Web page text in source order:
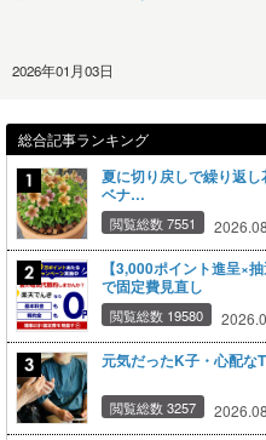
2026年01月03日
総合記事ランキング
夏に切り戻しで繰り返
ベナ…
閲覧総数 7551
【3,000ポイント進呈×
で固定費見直し
閲覧総数 19580
元気だったK子・心配な
閲覧総数 3257